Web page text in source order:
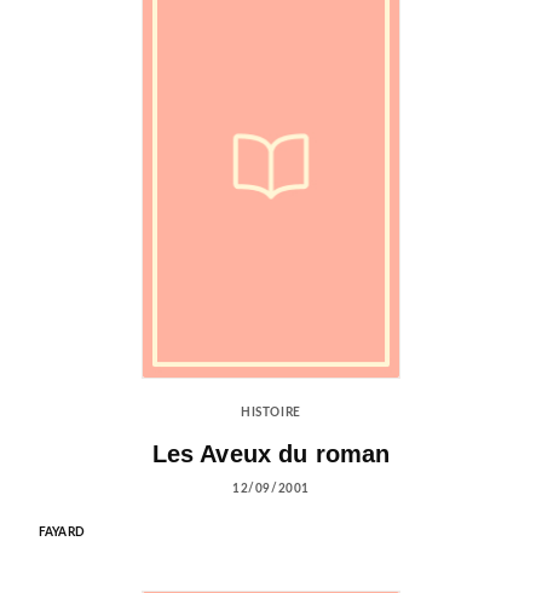
HISTOIRE
Les Aveux du roman
12/09/2001
FAYARD